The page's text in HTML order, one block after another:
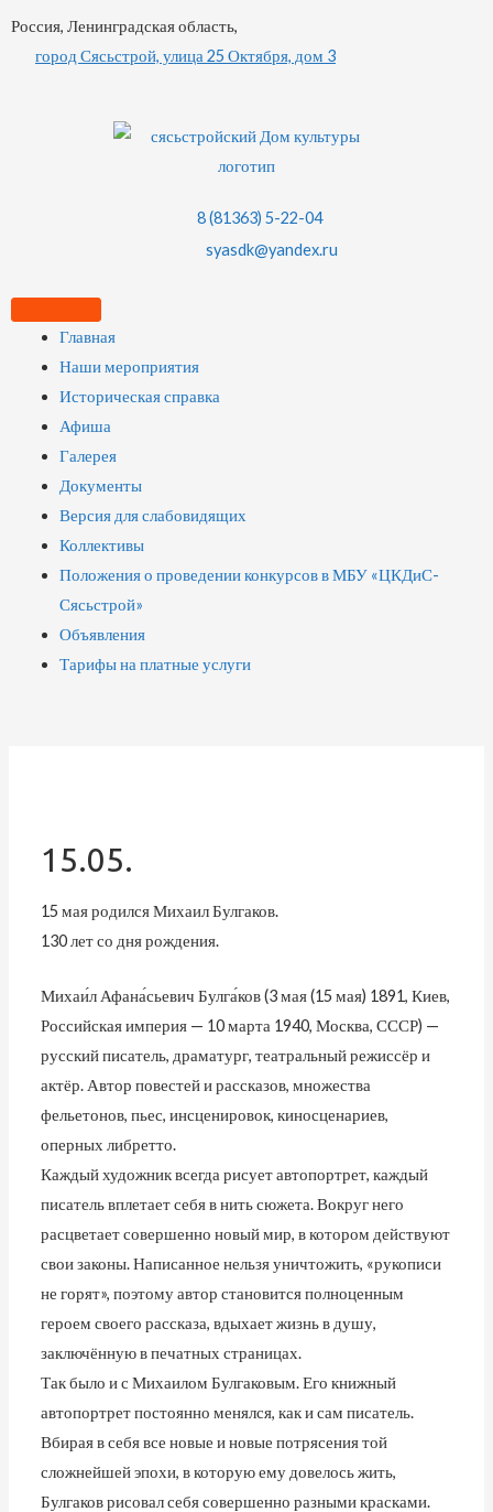
Россия, Ленинградская область,
город Сясьстрой, улица 25 Октября, дом 3
8 (81363) 5-22-04
syasdk@yandex.ru
Главная
Наши мероприятия
Историческая справка
Афиша
Галерея
Документы
Версия для слабовидящих
Коллективы
Положения о проведении конкурсов в МБУ «ЦКДиС-
Сясьстрой»
Объявления
Тарифы на платные услуги
15.05.
15 мая родился Михаил Булгаков.
130 лет со дня рождения.
Михаи́л Афана́сьевич Булга́ков (3 мая (15 мая) 1891, Киев,
Российская империя — 10 марта 1940, Москва, СССР) —
русский писатель, драматург, театральный режиссёр и
актёр. Автор повестей и рассказов, множества
фельетонов, пьес, инсценировок, киносценариев,
оперных либретто.
Каждый художник всегда рисует автопортрет, каждый
писатель вплетает себя в нить сюжета. Вокруг него
расцветает совершенно новый мир, в котором действуют
свои законы. Написанное нельзя уничтожить, «рукописи
не горят», поэтому автор становится полноценным
героем своего рассказа, вдыхает жизнь в душу,
заключённую в печатных страницах.
Так было и с Михаилом Булгаковым. Его книжный
автопортрет постоянно менялся, как и сам писатель.
Вбирая в себя все новые и новые потрясения той
сложнейшей эпохи, в которую ему довелось жить,
Булгаков рисовал себя совершенно разными красками.